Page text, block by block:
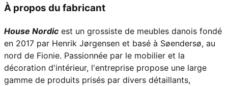
À propos du fabricant
House Nordic est un grossiste de meubles danois fondé
en 2017 par Henrik Jørgensen et basé à Søendersø, au
nord de Fionie. Passionnée par le mobilier et la
décoration d'intérieur, l'entreprise propose une large
gamme de produits prisés par divers détaillants,